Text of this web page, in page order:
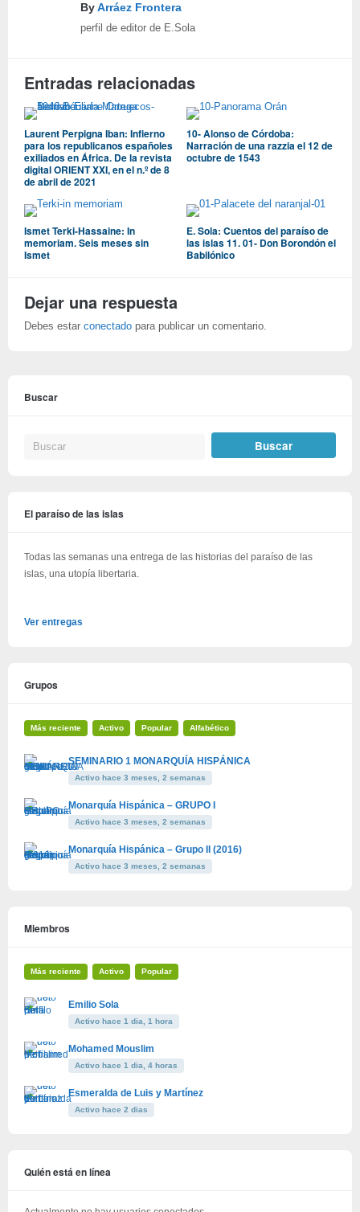
ByArráez Frontera
perfil de editor de E.Sola
Entradas relacionadas
Laurent Perpigna Iban: Infierno
para los republicanos españoles
exiliados en África. De la revista
digital ORIENT XXI, en el n.º de 8
de abril de 2021
10- Alonso de Córdoba:
Narración de una razzia el 12 de
octubre de 1543
Ismet Terki-Hassaine: In
memoriam. Seis meses sin
Ismet
E. Sola: Cuentos del paraíso de
las islas 11. 01- Don Borondón el
Babilónico
Dejar una respuesta
Debes estar conectado para publicar un comentario.
Buscar
El paraíso de las islas
Todas las semanas una entrega de las historias del paraíso de las
islas, una utopía libertaria.
Ver entregas
Grupos
Más reciente Activo Popular Alfabético
SEMINARIO 1 MONARQUÍA HISPÁNICA
Activo hace 3 meses, 2 semanas
Monarquía Hispánica – GRUPO I
Activo hace 3 meses, 2 semanas
Monarquía Hispánica – Grupo II (2016)
Activo hace 3 meses, 2 semanas
Miembros
Más reciente Activo Popular
Emilio Sola
Activo hace 1 dia, 1 hora
Mohamed Mouslim
Activo hace 1 dia, 4 horas
Esmeralda de Luis y Martínez
Activo hace 2 dias
Quién está en línea